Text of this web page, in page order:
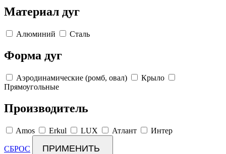
Материал дуг
Алюминий Сталь
Форма дуг
Аэродинамические (ромб, овал)
Крыло
Прямоугольные
Производитель
Amos Erkul LUX Атлант Интер
СБРОС ПРИМЕНИТЬ